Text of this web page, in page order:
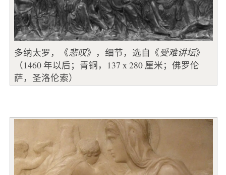
多纳太罗，《悲叹》，细节，选自《受难讲坛》
（1460 年以后；青铜，137 x 280 厘米；佛罗伦
萨，圣洛伦索）